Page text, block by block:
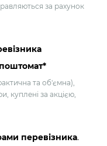
за рахунок
та об'ємна),
куплені за акцією,
перевізника.